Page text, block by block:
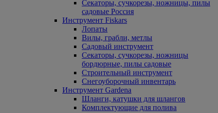
Секаторы, сучкорезы, ножницы, пилы
садовые Россия
Инструмент Fiskars
Лопаты
Вилы, грабли, метлы
Садовый инструмент
Секаторы, сучкорезы, ножницы
бордюрные, пилы садовые
Строительный инструмент
Снегоуборочный инвентарь
Инструмент Gardena
Шланги, катушки для шлангов
Комплектующие для полива